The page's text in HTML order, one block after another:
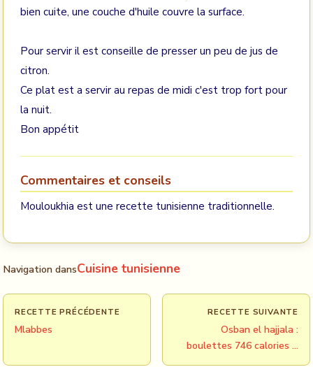
bien cuite, une couche d'huile couvre la surface.
Pour servir il est conseille de presser un peu de jus de
citron.
Ce plat est a servir au repas de midi c'est trop fort pour
la nuit.
Bon appétit
Commentaires et conseils
Mouloukhia est une recette tunisienne traditionnelle.
Navigation dansCuisine tunisienne
RECETTE PRÉCÉDENTE
Mlabbes
RECETTE SUIVANTE
Osban el hajjala :
boulettes 746 calories …